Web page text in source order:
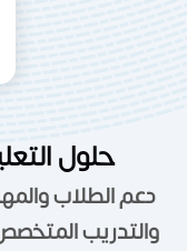
حلول
دعم الطلاب
والتدريب